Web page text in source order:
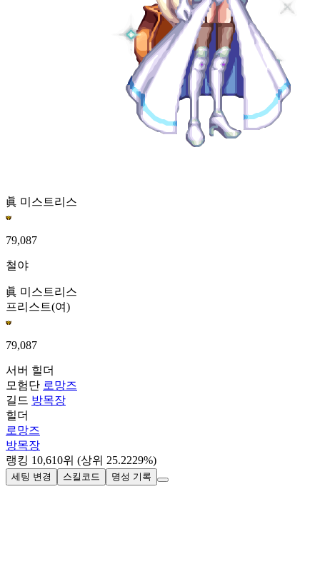
眞 미스트리스
79,087
철야
眞 미스트리스
프리스트(여)
79,087
서버 힐더
모험단 로망즈
길드 방목장
힐더
로망즈
방목장
랭킹 10,610위 (상위 25.2229%)
세팅 변경 스킬코드 명성 기록